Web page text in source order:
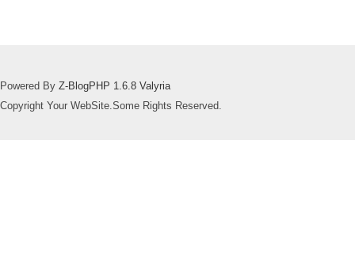
Powered By Z-BlogPHP 1.6.8 Valyria
Copyright Your WebSite.Some Rights Reserved.